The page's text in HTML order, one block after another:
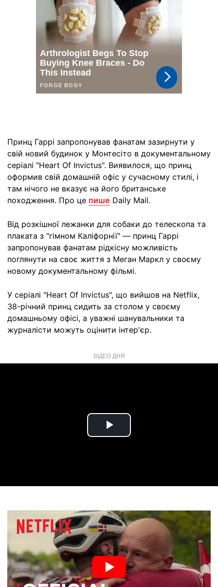
Принц Гаррі запропонував фанатам зазирнути у
свій новий будинок у Монтесіто в документальному
серіалі "Heart Of Invictus". Виявилося, що принц
оформив свій домашній офіс у сучасному стилі, і
там нічого не вказує на його британське
походження. Про це пише Daily Mail.
Від розкішної лежанки для собаки до телескопа та
плаката з "гімном Каліфорнії" — принц Гаррі
запропонував фанатам рідкісну можливість
поглянути на своє життя з Меган Маркл у своєму
новому документальному фільмі.
У серіалі "Heart Of Invictus", що вийшов на Netflix,
38-річний принц сидить за столом у своєму
домашньому офісі, а уважні шанувальники та
журналісти можуть оцінити інтер'єр.
ВІДЕО ДНЯ
Play